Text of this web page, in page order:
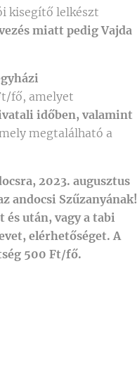
kisegítő lelkészt
miatt pedig Vajda
fő, amelyet
időben, valamint
megtalálható a
2023. augusztus
andocsi Szűzanyának!
és után, vagy a tabi
elérhetőséget. A
500 Ft/fő.